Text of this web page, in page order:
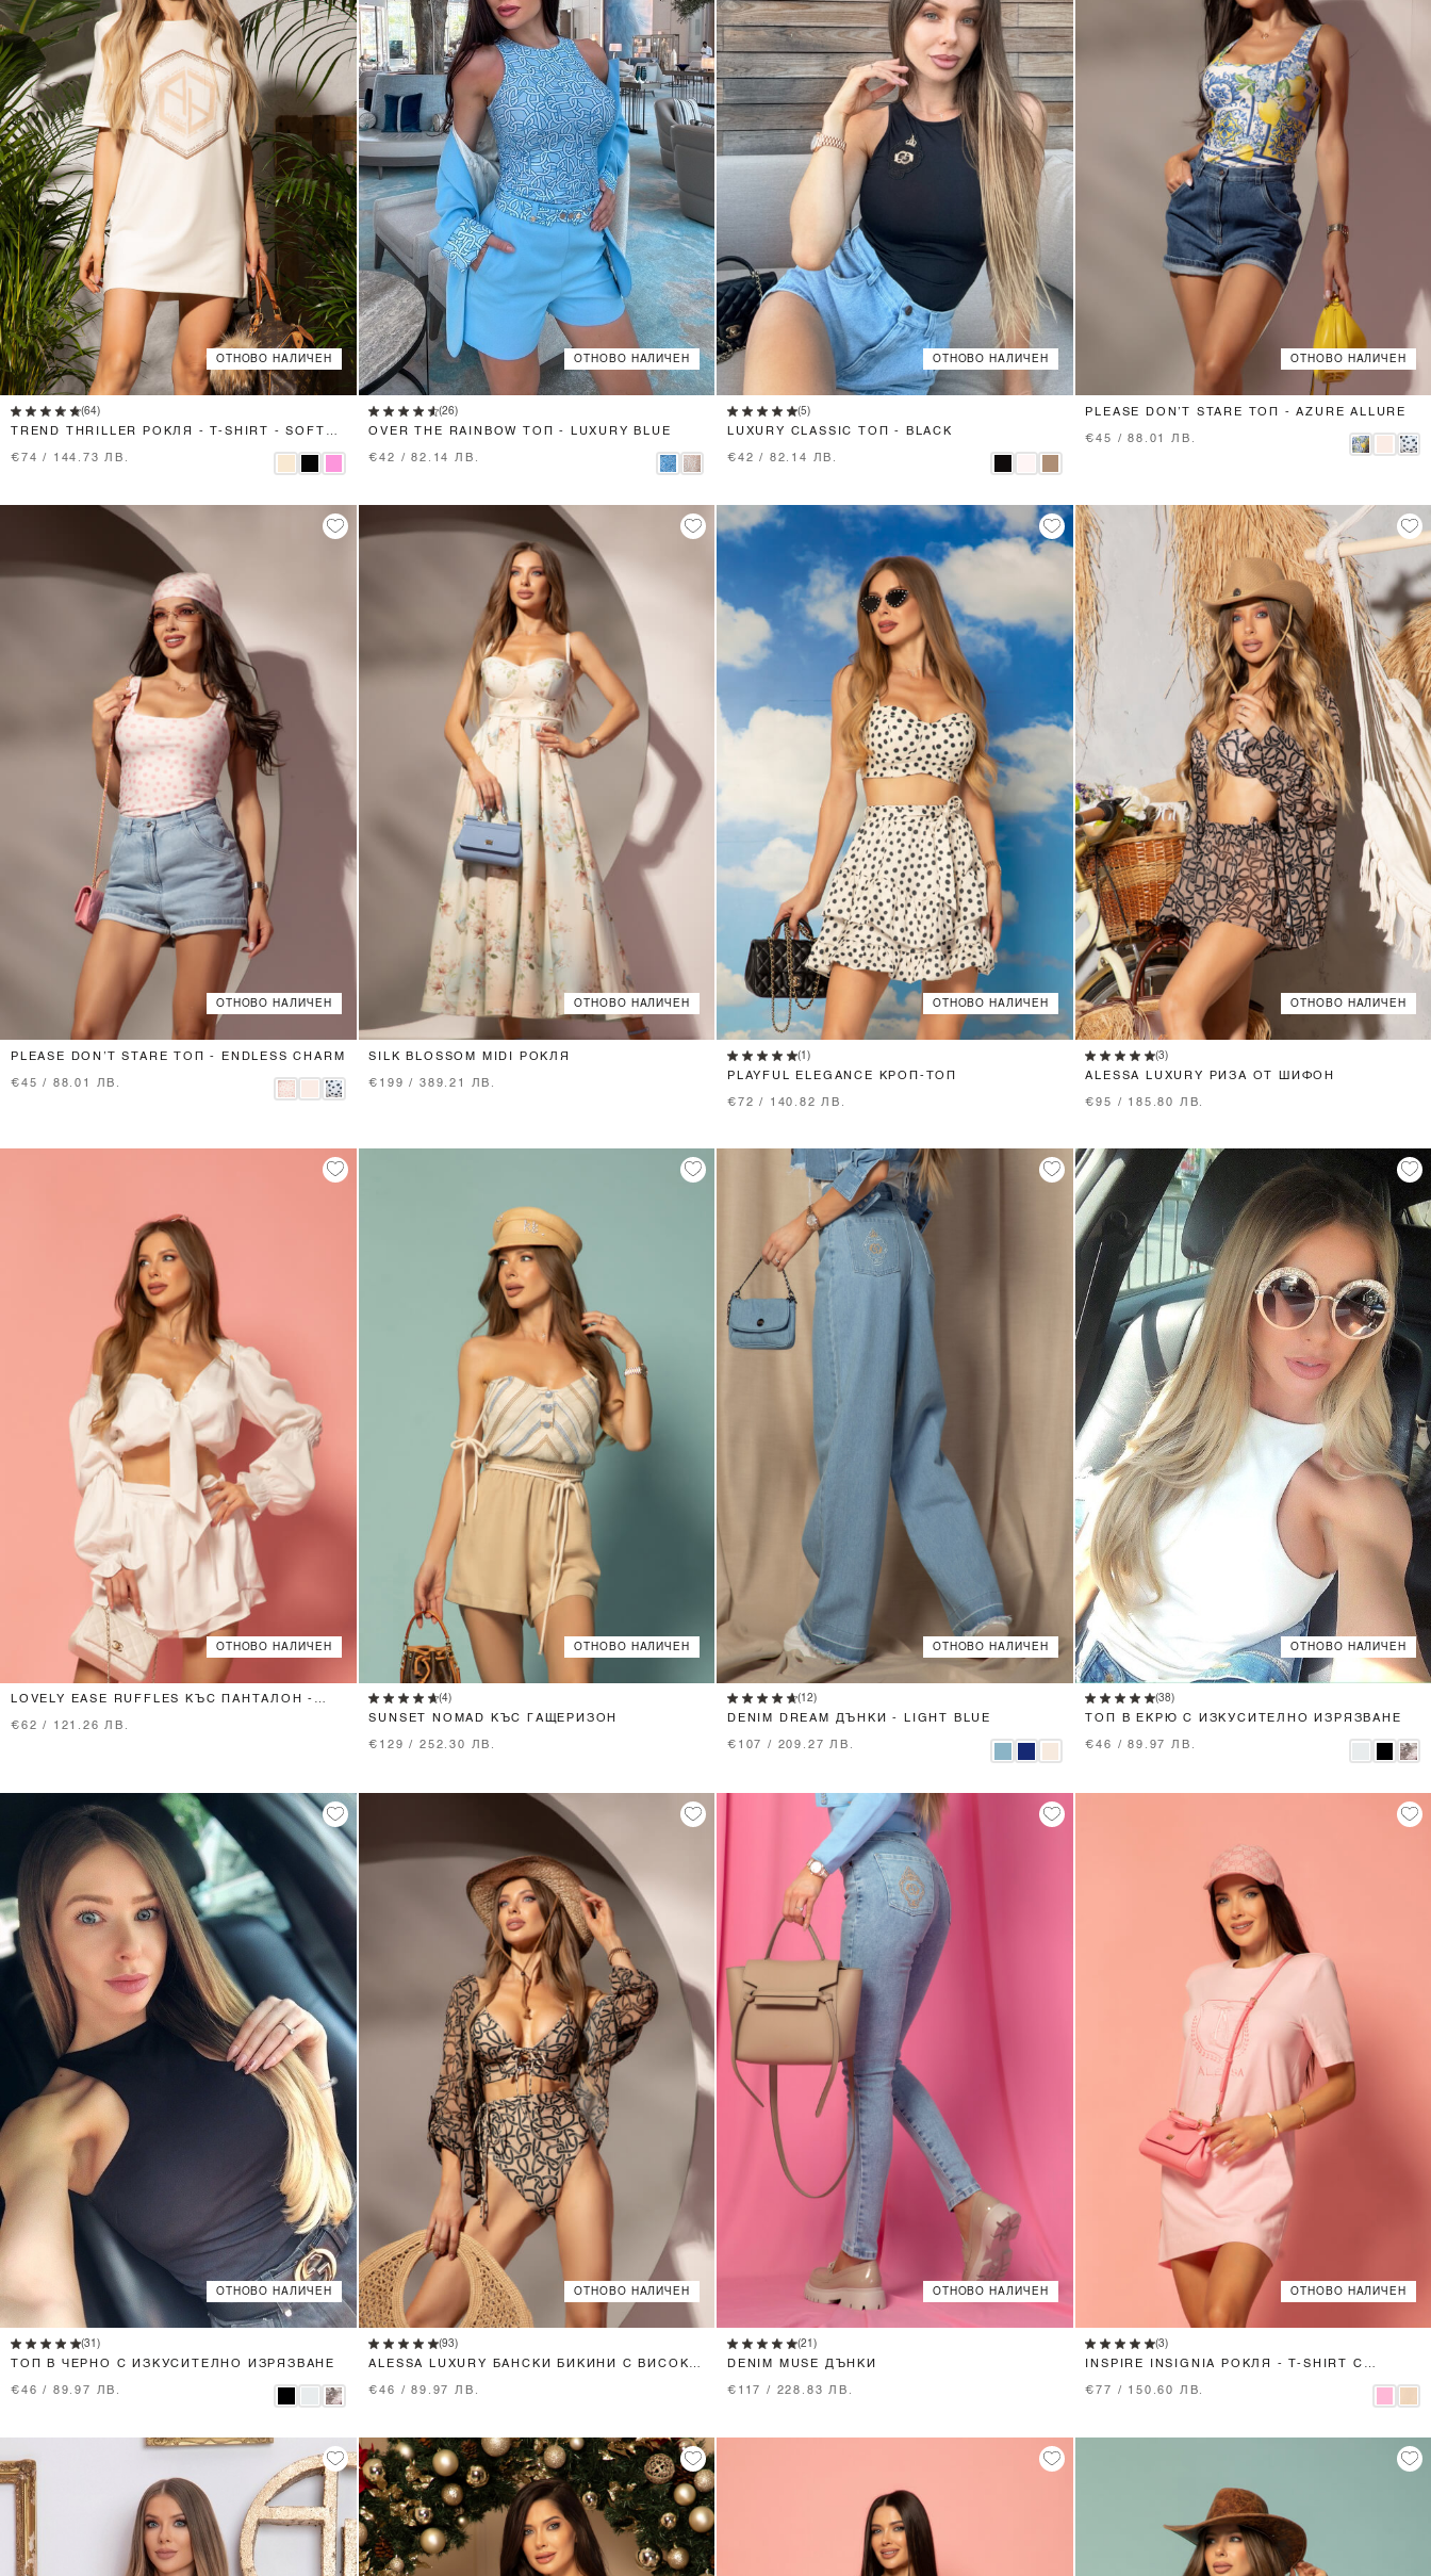
ОТНОВО НАЛИЧЕН
XS L
(64)
TREND THRILLER РОКЛЯ - T-SHIRT - SOFT
€74 / 144.73 ЛВ.
ОТНОВО НАЛИЧЕН
XS L
(26)
OVER THE RAINBOW ТОП - LUXURY BLUE
€42 / 82.14 ЛВ.
ОТНОВО НАЛИЧЕН
XS S L
(5)
LUXURY CLASSIC ТОП - BLACK
€42 / 82.14 ЛВ.
ОТНОВО НАЛИЧЕН
XS L
PLEASE DON’T STARE ТОП - AZURE ALLURE
€45 / 88.01 ЛВ.
ОТНОВО НАЛИЧЕН
XS L
PLEASE DON’T STARE ТОП - ENDLESS CHARM
€45 / 88.01 ЛВ.
ОТНОВО НАЛИЧЕН
XS M L
SILK BLOSSOM MIDI РОКЛЯ
€199 / 389.21 ЛВ.
ОТНОВО НАЛИЧЕН
S M
(1)
PLAYFUL ELEGANCE КРОП-ТОП
€72 / 140.82 ЛВ.
ОТНОВО НАЛИЧЕН
S M
(3)
ALESSA LUXURY РИЗА ОТ ШИФОН
€95 / 185.80 ЛВ.
ОТНОВО НАЛИЧЕН
XS
LOVELY EASE RUFFLES КЪС ПАНТАЛОН -
€62 / 121.26 ЛВ.
ОТНОВО НАЛИЧЕН
S
(4)
SUNSET NOMAD КЪС ГАЩЕРИЗОН
€129 / 252.30 ЛВ.
ОТНОВО НАЛИЧЕН
XS S M
(12)
DENIM DREAM ДЪНКИ - LIGHT BLUE
€107 / 209.27 ЛВ.
ОТНОВО НАЛИЧЕН
XS S M
(38)
ТОП В ЕКРЮ С ИЗКУСИТЕЛНО ИЗРЯЗВАНЕ
€46 / 89.97 ЛВ.
ОТНОВО НАЛИЧЕН
XS
(31)
ТОП В ЧЕРНО С ИЗКУСИТЕЛНО ИЗРЯЗВАНЕ
€46 / 89.97 ЛВ.
ОТНОВО НАЛИЧЕН
XS
(93)
ALESSA LUXURY БАНСКИ БИКИНИ С ВИСОКА
€46 / 89.97 ЛВ.
ОТНОВО НАЛИЧЕН
XS M
(21)
DENIM MUSE ДЪНКИ
€117 / 228.83 ЛВ.
ОТНОВО НАЛИЧЕН
(3)
INSPIRE INSIGNIA РОКЛЯ - T-SHIRT С
€77 / 150.60 ЛВ.